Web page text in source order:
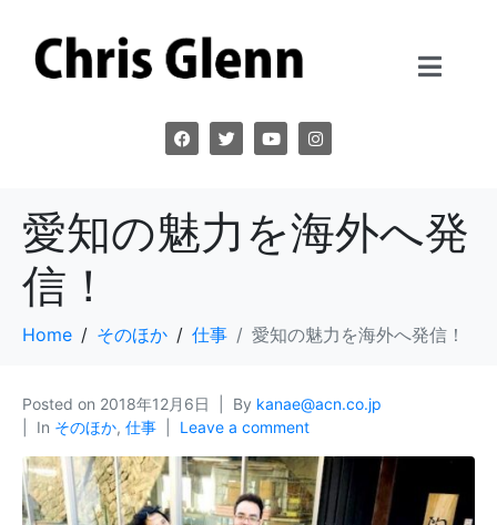
愛知の魅力を海外へ発
信！
Home そのほか 仕事 愛知の魅力を海外へ発信！
Posted on 2018年12月6日 By kanae@acn.co.jp
In そのほか, 仕事 Leave a comment